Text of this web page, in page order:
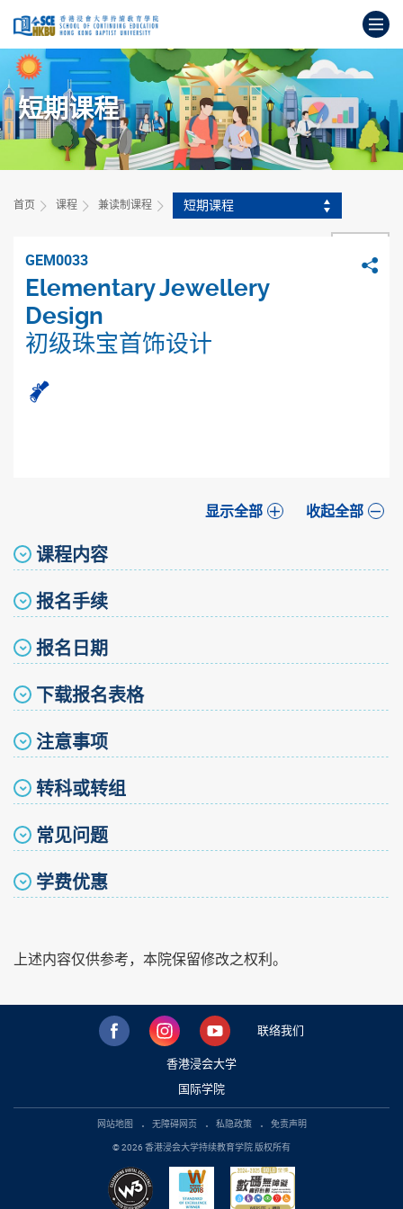
内
容
打
主
要
内
容
短期课程
首页 课程 兼读制课程 短期课程
GEM0033
Elementary Jewellery
Design
初级珠宝首饰设计
分
显示全部 收起全部
课程内容
报名手续
报名日期
下载报名表格
注意事项
转科或转组
常见问题
学费优惠
上述内容仅供参考，本院保留修改之权利。
联络我们
香港浸会大学
国际学院
网站地图 无障碍网页 私隐政策
免责声明
© 2026 香港浸会大学持续教育学院 版权所有